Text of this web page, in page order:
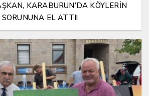
KARABURUN’DA KÖYLERİN
EL ATTI!